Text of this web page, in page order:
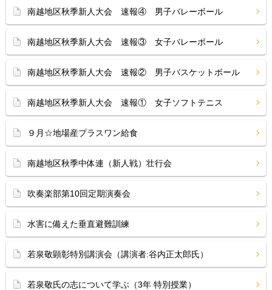
南越地区秋季新人大会 速報④ 男子バレーボール
南越地区秋季新人大会 速報③ 女子バレーボール
南越地区秋季新人大会 速報② 男子バスケットボール
南越地区秋季新人大会 速報① 女子ソフトテニス
９月☆地場産プラスワン給食
南越地区秋季中体連（新人戦）壮行会
吹奏楽部第10回定期演奏会
水害に備えた垂直避難訓練
若泉敬顕彰特別講演会（講演者:谷内正太郎氏）
若泉敬氏の志について学ぶ（3年 特別授業）